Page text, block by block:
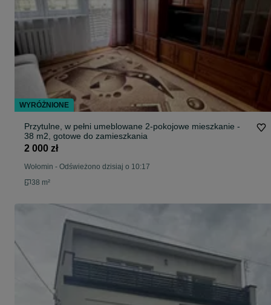
Przytulne, w pełni umeblowane 2-pokojowe mieszkanie -
38 m2, gotowe do zamieszkania
2 000 zł
Wołomin - Odświeżono dzisiaj o 10:17
38 m²
WYRÓŻNIONE